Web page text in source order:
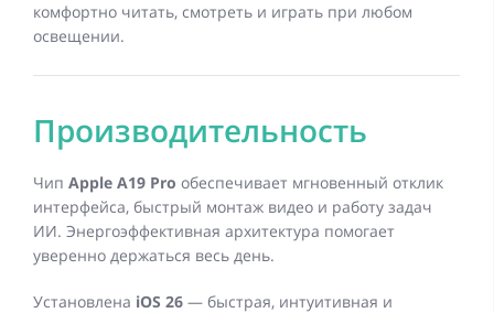
комфортно читать, смотреть и играть при любом
освещении.
Производительность
Чип Apple A19 Pro обеспечивает мгновенный отклик
интерфейса, быстрый монтаж видео и работу задач
ИИ. Энергоэффективная архитектура помогает
уверенно держаться весь день.
Установлена iOS 26 — быстрая, интуитивная и